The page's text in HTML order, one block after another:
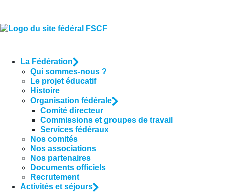
La Fédération
Qui sommes-nous ?
Le projet éducatif
Histoire
Organisation fédérale
Comité directeur
Commissions et groupes de travail
Services fédéraux
Nos comités
Nos associations
Nos partenaires
Documents officiels
Recrutement
Activités et séjours